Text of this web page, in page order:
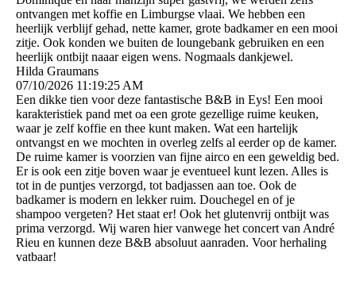
ontvangen met koffie en Limburgse vlaai. We hebben een
heerlijk verblijf gehad, nette kamer, grote badkamer en een mooi
zitje. Ook konden we buiten de loungebank gebruiken en een
heerlijk ontbijt naaar eigen wens. Nogmaals dankjewel.
Hilda Graumans
07/10/2026 11:19:25 AM
Een dikke tien voor deze fantastische B&B in Eys! Een mooi
karakteristiek pand met oa een grote gezellige ruime keuken,
waar je zelf koffie en thee kunt maken. Wat een hartelijk
ontvangst en we mochten in overleg zelfs al eerder op de kamer.
De ruime kamer is voorzien van fijne airco en een geweldig bed.
Er is ook een zitje boven waar je eventueel kunt lezen. Alles is
tot in de puntjes verzorgd, tot badjassen aan toe. Ook de
badkamer is modern en lekker ruim. Douchegel en of je
shampoo vergeten? Het staat er! Ook het glutenvrij ontbijt was
prima verzorgd. Wij waren hier vanwege het concert van André
Rieu en kunnen deze B&B absoluut aanraden. Voor herhaling
vatbaar!